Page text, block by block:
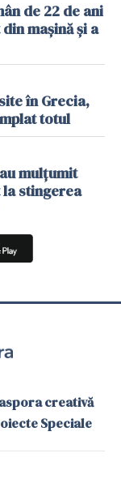
de 22 de ani
mașină și a
în Grecia,
totul
mulțumit
stingerea
creativă
Speciale